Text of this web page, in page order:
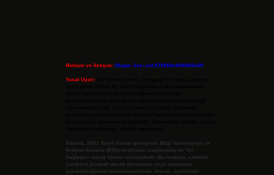
Reklam ve İletişim: Skype: live:.cid.575569c608265c69
Yasal Uyarı:
Sitemiz, 5651 Sayılı Kanun gereğince Bilgi Teknolojileri ve
İletişim Kurumu (BTK) tarafından onaylanmış bir Yer
Sağlayıcı olarak hizmet vermektedir. Bu nedenle, sitedeki
içerikleri proaktif olarak denetleme veya araştırma
yükümlülüğümüz bulunmamaktadır. Ancak, üyelerimiz